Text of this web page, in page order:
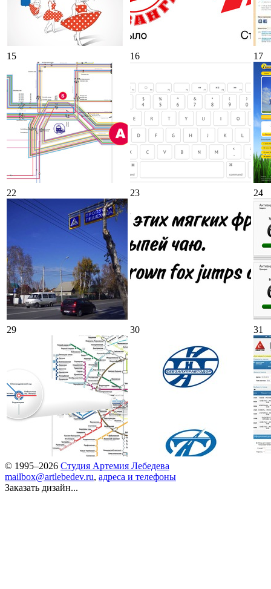
15 16 17
22 23 24
29 30 31
© 1995–2026 Студия Артемия Лебедева
mailbox@artlebedev.ru, адреса и телефоны
Заказать дизайн...